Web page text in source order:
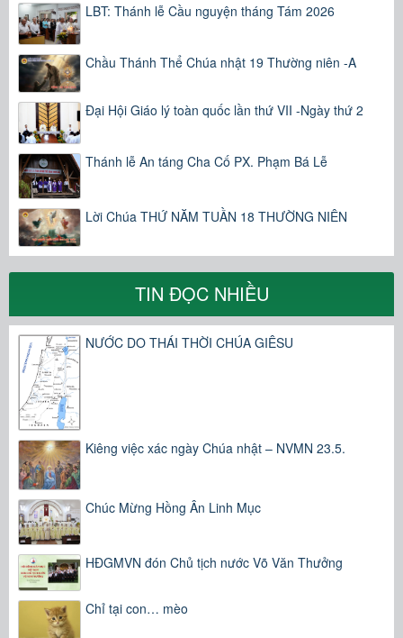
LBT: Thánh lễ Cầu nguyện tháng Tám 2026
Chầu Thánh Thể Chúa nhật 19 Thường niên -A
Đại Hội Giáo lý toàn quốc lần thứ VII -Ngày thứ 2
Thánh lễ An táng Cha Cố PX. Phạm Bá Lễ
Lời Chúa THỨ NĂM TUẦN 18 THƯỜNG NIÊN
TIN ĐỌC NHIỀU
NƯỚC DO THÁI THỜI CHÚA GIÊSU
Kiêng việc xác ngày Chúa nhật – NVMN 23.5.
Chúc Mừng Hồng Ân Linh Mục
HĐGMVN đón Chủ tịch nước Võ Văn Thưởng
Chỉ tại con… mèo